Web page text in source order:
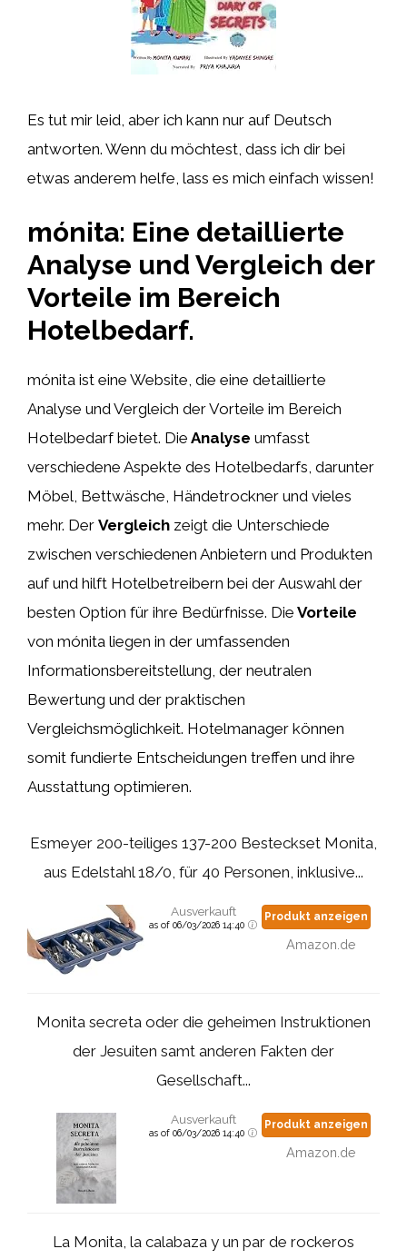
Es tut mir leid, aber ich kann nur auf Deutsch
antworten. Wenn du möchtest, dass ich dir bei
etwas anderem helfe, lass es mich einfach wissen!
mónita: Eine detaillierte
Analyse und Vergleich der
Vorteile im Bereich
Hotelbedarf.
mónita ist eine Website, die eine detaillierte
Analyse und Vergleich der Vorteile im Bereich
Hotelbedarf bietet. Die Analyse umfasst
verschiedene Aspekte des Hotelbedarfs, darunter
Möbel, Bettwäsche, Händetrockner und vieles
mehr. Der Vergleich zeigt die Unterschiede
zwischen verschiedenen Anbietern und Produkten
auf und hilft Hotelbetreibern bei der Auswahl der
besten Option für ihre Bedürfnisse. Die Vorteile
von mónita liegen in der umfassenden
Informationsbereitstellung, der neutralen
Bewertung und der praktischen
Vergleichsmöglichkeit. Hotelmanager können
somit fundierte Entscheidungen treffen und ihre
Ausstattung optimieren.
Esmeyer 200-teiliges 137-200 Besteckset Monita,
aus Edelstahl 18/0, für 40 Personen, inklusive...
Ausverkauft
as of 06/03/2026 14:40
Produkt anzeigen
Amazon.de
Monita secreta oder die geheimen Instruktionen
der Jesuiten samt anderen Fakten der
Gesellschaft...
Ausverkauft
as of 06/03/2026 14:40
Produkt anzeigen
Amazon.de
La Monita, la calabaza y un par de rockeros